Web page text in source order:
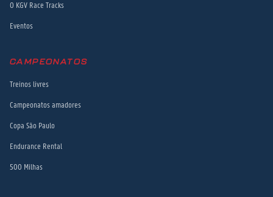
O KGV Race Tracks
Eventos
CAMPEONATOS
Treinos livres
Campeonatos amadores
Copa São Paulo
Endurance Rental
500 Milhas